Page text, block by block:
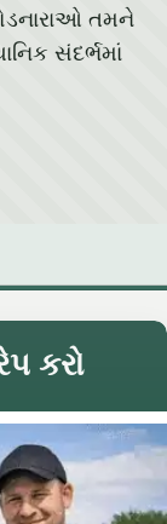
તમને
સંદર્ભમાં
કરો